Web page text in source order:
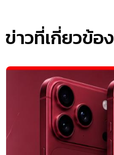
ข่าวที่เกี่ยวข้อง